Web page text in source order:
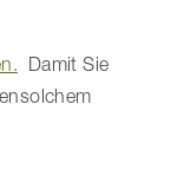
Damit Sie